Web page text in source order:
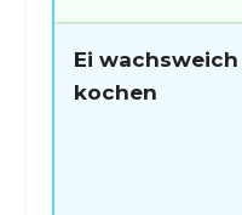
Ei wachsweich
kochen